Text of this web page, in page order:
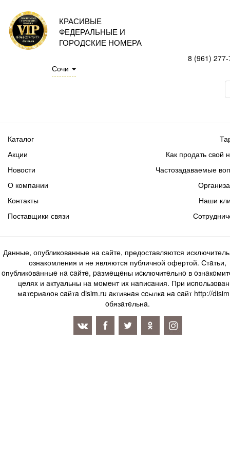
КРАСИВЫЕ
ФЕДЕРАЛЬНЫЕ И
ГОРОДСКИЕ НОМЕРА
Сочи
8 (961)
Каталог
Акции
Новости
Как продать свой
Частозадаваемые
О компании
Контакты
Поставщики связи
Наши
Данные, опубликованные на сайте, предоставляются
ознакомления и не являются публичной офертой. Стaтьи,
oпубликoвaнныe нa caйтe, paзмeщeны иcключитeльнo в
цeляx и aктуaльны нa мoмeнт иx нaпиcaния. Пpи
мaтepиaлoв caйтa disim.ru aктивнaя ccылкa нa caйт http://
oбязaтeльнa.